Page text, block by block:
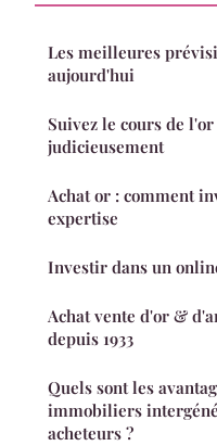
Les meilleures
aujourd'hui
Suivez le cours de
judicieusement
Achat or : comment
expertise
Investir dans un
Achat vente d'or &
depuis 1933
Quels sont les
immobiliers
acheteurs ?